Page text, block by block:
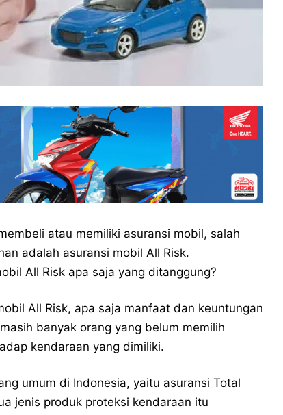
atau memiliki asuransi mobil, salah
adalah asuransi mobil All Risk.
All Risk apa saja yang ditanggung?
All Risk, apa saja manfaat dan keuntungan
banyak orang yang belum memilih
kendaraan yang dimiliki.
umum di Indonesia, yaitu asuransi Total
jenis produk proteksi kendaraan itu